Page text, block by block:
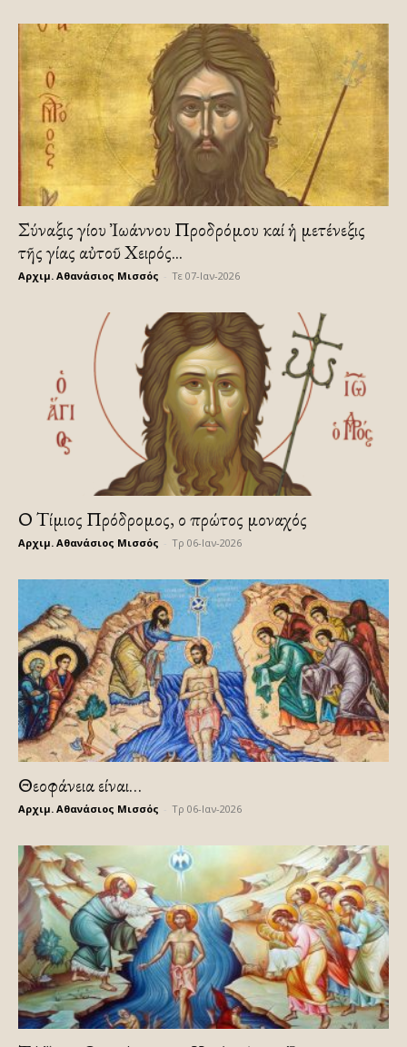
Σύναξις Ἁγίου Ἰωάννου Προδρόμου καί ἡ μετένεξις
τῆς Ἁγίας αὐτοῦ Χειρός...
Αρχιμ. Αθανάσιος Μισσός Τε 07-Ιαν-2026
Ο Τίμιος Πρόδρομος, ο πρώτος μοναχός
Αρχιμ. Αθανάσιος Μισσός Τρ 06-Ιαν-2026
Θεοφάνεια είναι…
Αρχιμ. Αθανάσιος Μισσός Τρ 06-Ιαν-2026